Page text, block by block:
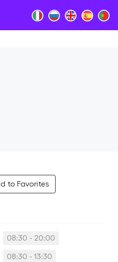
to Favorites
08:30 - 20:00
08:30 - 13:30